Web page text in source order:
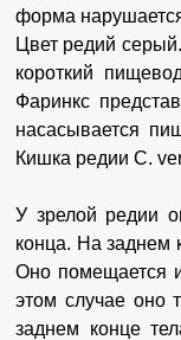
форма
Цвет редий
короткий
Фаринкс
насасывается
Кишка редии С.
У зрелой редии
конца. На заднем
Оно помещается
этом случае оно
заднем конце